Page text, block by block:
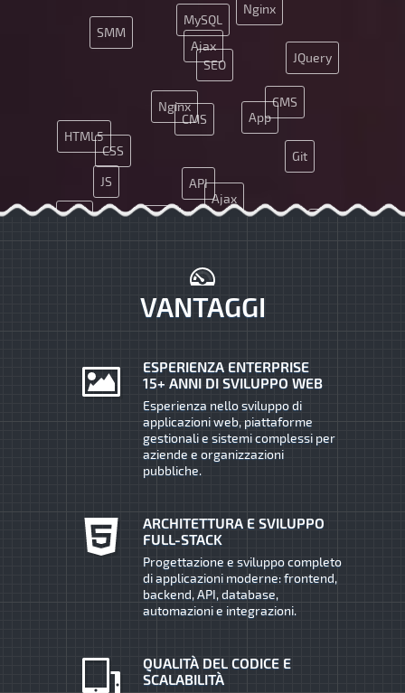
MySQL
HTML5
Nginx
SEO
API
CMS
CSS
Ajax
App
JS
JQuery
Nginx
SEO
SMM
Java
CMS
Ajax
Git
VANTAGGI
ESPERIENZA ENTERPRISE
15+ ANNI DI SVILUPPO WEB
Esperienza nello sviluppo di
applicazioni web, piattaforme
gestionali e sistemi complessi per
aziende e organizzazioni
pubbliche.
ARCHITETTURA E SVILUPPO
FULL-STACK
Progettazione e sviluppo completo
di applicazioni moderne: frontend,
backend, API, database,
automazioni e integrazioni.
QUALITÀ DEL CODICE E
SCALABILITÀ